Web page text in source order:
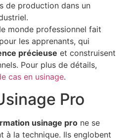
de production dans un
monde professionnel fait
les apprenants, qui
précieuse et construisent
Pour plus de détails,
cas en usinage.
Pro
usinage pro ne se
à la technique. Ils englobent